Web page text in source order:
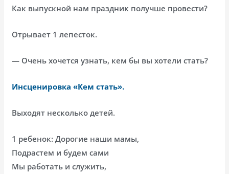
Как выпускной нам праздник получше провести?
Отрывает 1 лепесток.
— Очень хочется узнать, кем бы вы хотели стать?
Инсценировка «Кем стать».
Выходят несколько детей.
1 ребенок: Дорогие наши мамы,
Подрастем и будем сами
Мы работать и служить,